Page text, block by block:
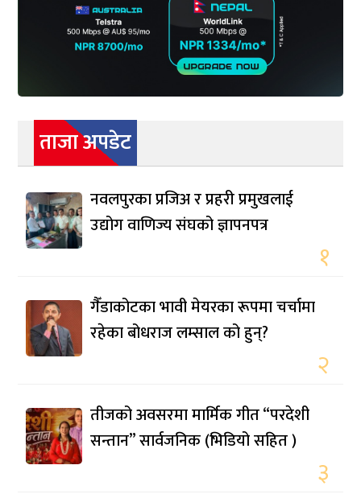
ताजा अपडेट
नवलपुरका प्रजिअ र प्रहरी प्रमुखलाई
उद्योग वाणिज्य संघको ज्ञापनपत्र
१
गैँडाकोटका भावी मेयरका रूपमा चर्चामा
रहेका बोधराज लम्साल को हुन्?
२
तीजको अवसरमा मार्मिक गीत “परदेशी
सन्तान” सार्वजनिक (भिडियो सहित )
३